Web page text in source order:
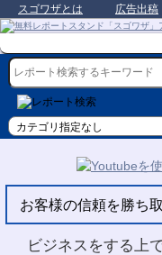
スゴワザとは 広告出稿
お客様の信頼を勝ち
ビジネスをする上